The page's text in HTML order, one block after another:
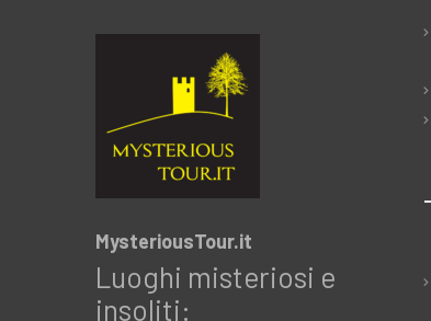
MysteriousTour.it
Luoghi misteriosi e
insoliti: